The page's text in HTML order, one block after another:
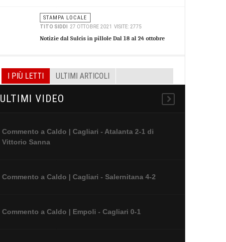
STAMPA LOCALE
TITO SIDDI 27 OTTOBRE 2021 VISITE: 2775
Notizie dal Sulcis in pillole Dal 18 al 24 ottobre
I PIÙ LETTI ULTIMI ARTICOLI
ULTIMI VIDEO
Commento a Caldo | Cagliari - Atalanta 2-1 di
Vittorio Sanna
Commento a Caldo | Cagliari - Salernitana 4-2
Commento a Caldo | Empoli - Cagliari 0-1